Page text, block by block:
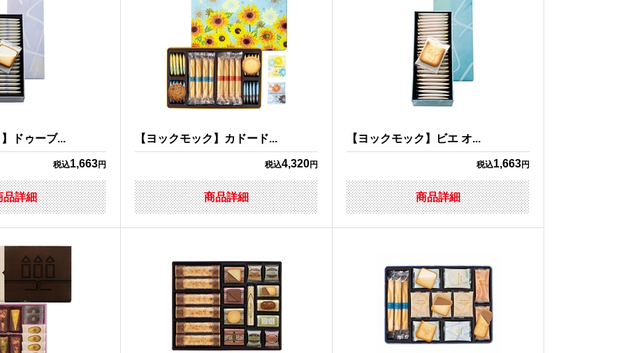
】ドゥーブ...
税込1,663円
品詳細
【ヨックモック】カドード...
税込4,320円
商品詳細
【ヨックモック】ビエ オ...
税込1,663円
商品詳細